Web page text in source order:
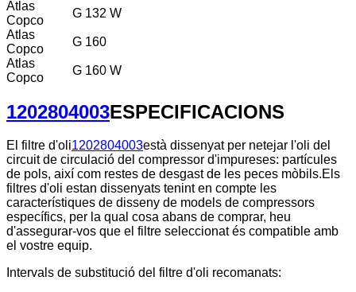
Atlas
Copco
G 132 W
Atlas
Copco
G 160
Atlas
Copco
G 160 W
1202804003ESPECIFICACIONS
El filtre d'oli1202804003està dissenyat per netejar l'oli del
circuit de circulació del compressor d'impureses: partícules
de pols, així com restes de desgast de les peces mòbils.Els
filtres d'oli estan dissenyats tenint en compte les
característiques de disseny de models de compressors
específics, per la qual cosa abans de comprar, heu
d'assegurar-vos que el filtre seleccionat és compatible amb
el vostre equip.
Intervals de substitució del filtre d'oli recomanats: